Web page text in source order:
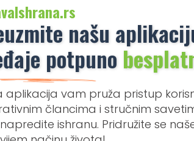
našu
potpuno
aplikacija vam pruža pristup
člancima i stručnim
ishranu. Pridružite se